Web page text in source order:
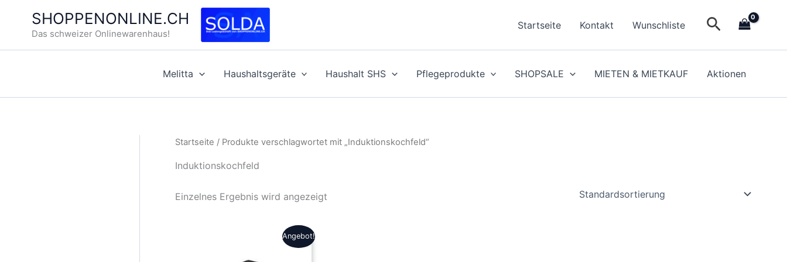
springen
SHOPPENONLINE.CH
Das schweizer Onlinewarenhaus!
Startseite Kontakt Wunschliste Suchen
Melitta Haushaltsgeräte Haushalt SHS Pflegeprodukte SHOPSALE MIETEN & MIETKAUF Aktionen
Startseite / Produkte verschlagwortet mit „Induktionskochfeld“
Induktionskochfeld
Einzelnes Ergebnis wird angezeigt
Angebot!